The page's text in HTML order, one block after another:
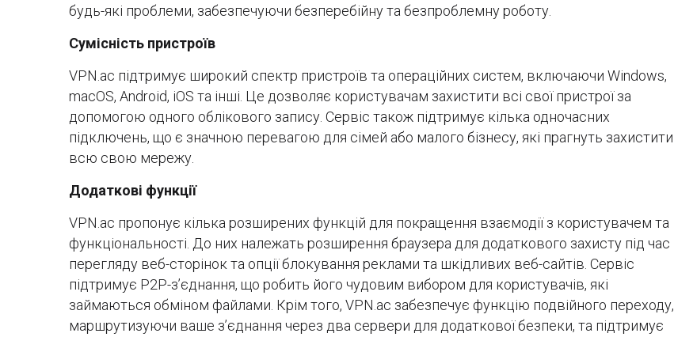
будь-які проблеми, забезпечуючи безперебійну та безпроблемну роботу.
Сумісність пристроїв
VPN.ac підтримує широкий спектр пристроїв та операційних систем, включаючи Windows,
macOS, Android, iOS та інші. Це дозволяє користувачам захистити всі свої пристрої за
допомогою одного облікового запису. Сервіс також підтримує кілька одночасних
підключень, що є значною перевагою для сімей або малого бізнесу, які прагнуть захистити
всю свою мережу.
Додаткові функції
VPN.ac пропонує кілька розширених функцій для покращення взаємодії з користувачем та
функціональності. До них належать розширення браузера для додаткового захисту під час
перегляду веб-сторінок та опції блокування реклами та шкідливих веб-сайтів. Сервіс
підтримує P2P-з’єднання, що робить його чудовим вибором для користувачів, які
займаються обміном файлами. Крім того, VPN.ac забезпечує функцію подвійного переходу,
маршрутизуючи ваше з’єднання через два сервери для додаткової безпеки, та підтримує